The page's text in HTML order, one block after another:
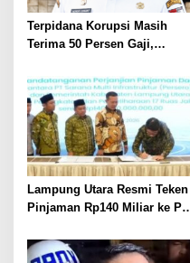
Terpidana Korupsi Masih
Terima 50 Persen Gaji,
Tunggu Keputusan BKN
Lampung Utara Resmi Teken
Pinjaman Rp140 Miliar ke PT
Jalan